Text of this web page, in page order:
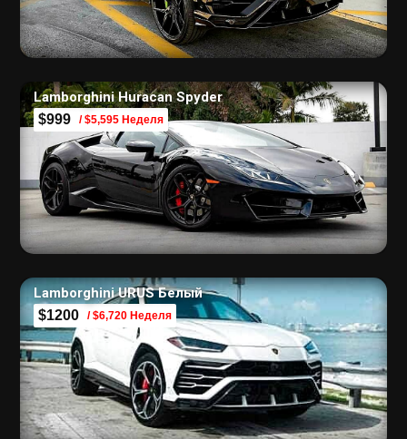
Lamborghini Huracan Spyder
$999 / $5,595 Неделя
Lamborghini URUS Белый
$1200 / $6,720 Неделя